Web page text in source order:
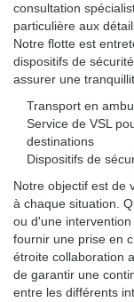
consultation
particulière aux
Notre flotte est
dispositifs de
assurer une
Transport en
Service de VSL
destinations
Dispositifs de
Notre objectif est de
à chaque situation.
ou d'une
fournir une prise en
étroite collaboration
de garantir une
entre les différents